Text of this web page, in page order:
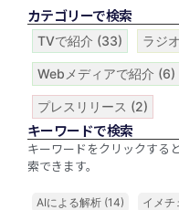
カテゴリーで検索
TVで紹介 (33) ラジ
Webメディアで紹介 (6)
プレスリリース (2)
キーワードで検索
キーワードをクリックする
索できます。
AIによる解析 (14) イメチ